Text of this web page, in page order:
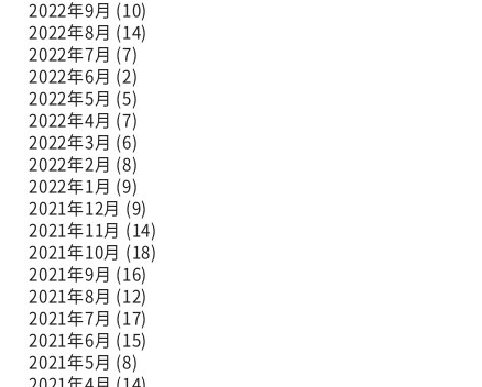
2022年9月 (10)
2022年8月 (14)
2022年7月 (7)
2022年6月 (2)
2022年5月 (5)
2022年4月 (7)
2022年3月 (6)
2022年2月 (8)
2022年1月 (9)
2021年12月 (9)
2021年11月 (14)
2021年10月 (18)
2021年9月 (16)
2021年8月 (12)
2021年7月 (17)
2021年6月 (15)
2021年5月 (8)